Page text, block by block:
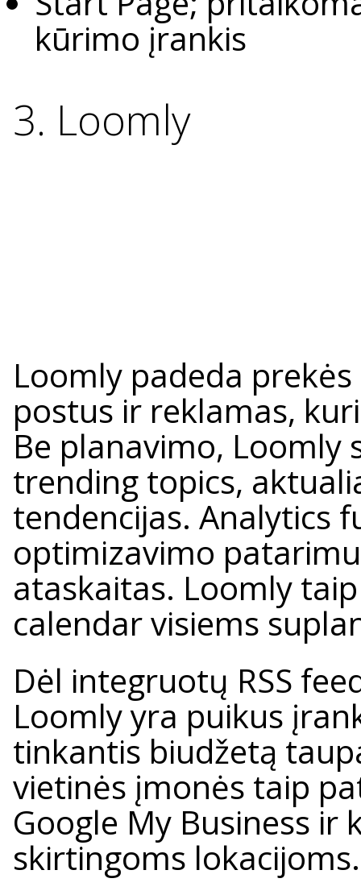
kūrimo įrankis
3. Loomly
Loomly padeda
postus ir reklamas,
Be planavimo, Loomly
trending topics,
tendencijas. Analytics
optimizavimo
ataskaitas. Loomly
calendar visiems
Dėl integruotų RSS
Loomly yra puikus
tinkantis biudžetą
vietinės įmonės taip
Google My Business
skirtingoms